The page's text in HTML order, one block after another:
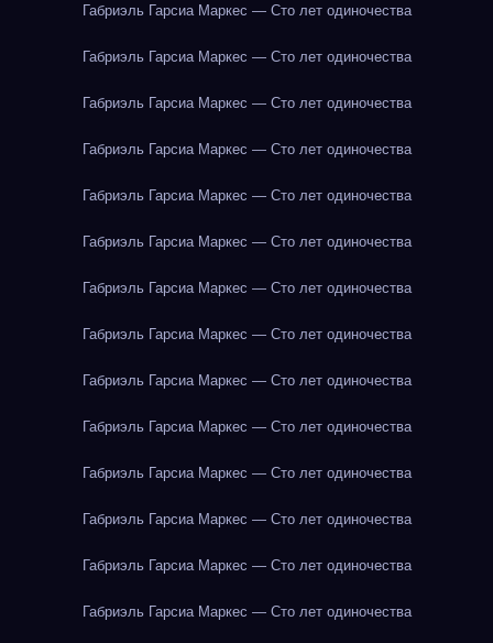
Габриэль Гарсиа Маркес — Сто лет одиночества
Габриэль Гарсиа Маркес — Сто лет одиночества
Габриэль Гарсиа Маркес — Сто лет одиночества
Габриэль Гарсиа Маркес — Сто лет одиночества
Габриэль Гарсиа Маркес — Сто лет одиночества
Габриэль Гарсиа Маркес — Сто лет одиночества
Габриэль Гарсиа Маркес — Сто лет одиночества
Габриэль Гарсиа Маркес — Сто лет одиночества
Габриэль Гарсиа Маркес — Сто лет одиночества
Габриэль Гарсиа Маркес — Сто лет одиночества
Габриэль Гарсиа Маркес — Сто лет одиночества
Габриэль Гарсиа Маркес — Сто лет одиночества
Габриэль Гарсиа Маркес — Сто лет одиночества
Габриэль Гарсиа Маркес — Сто лет одиночества